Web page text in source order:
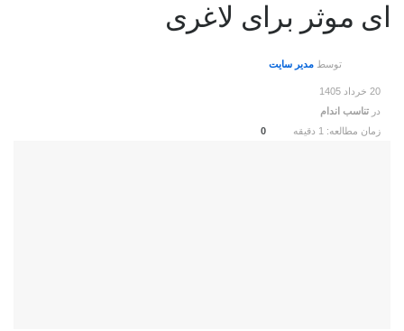
ای موثر برای لاغری
توسط مدیر سایت
20 خرداد 1405
در تناسب اندام
زمان مطالعه: 1 دقیقه
0